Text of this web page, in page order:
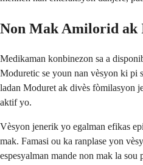
Non Mak Amilorid
Medikaman konbinezon sa a
Moduretic se youn nan vèsyon ki pi
ladan Moduret ak divès fòmilasyon
aktif yo.
Vèsyon jenerik yo egalman efikas
mak. Famasi ou ka ranplase yon
espesyalman mande non mak la sou